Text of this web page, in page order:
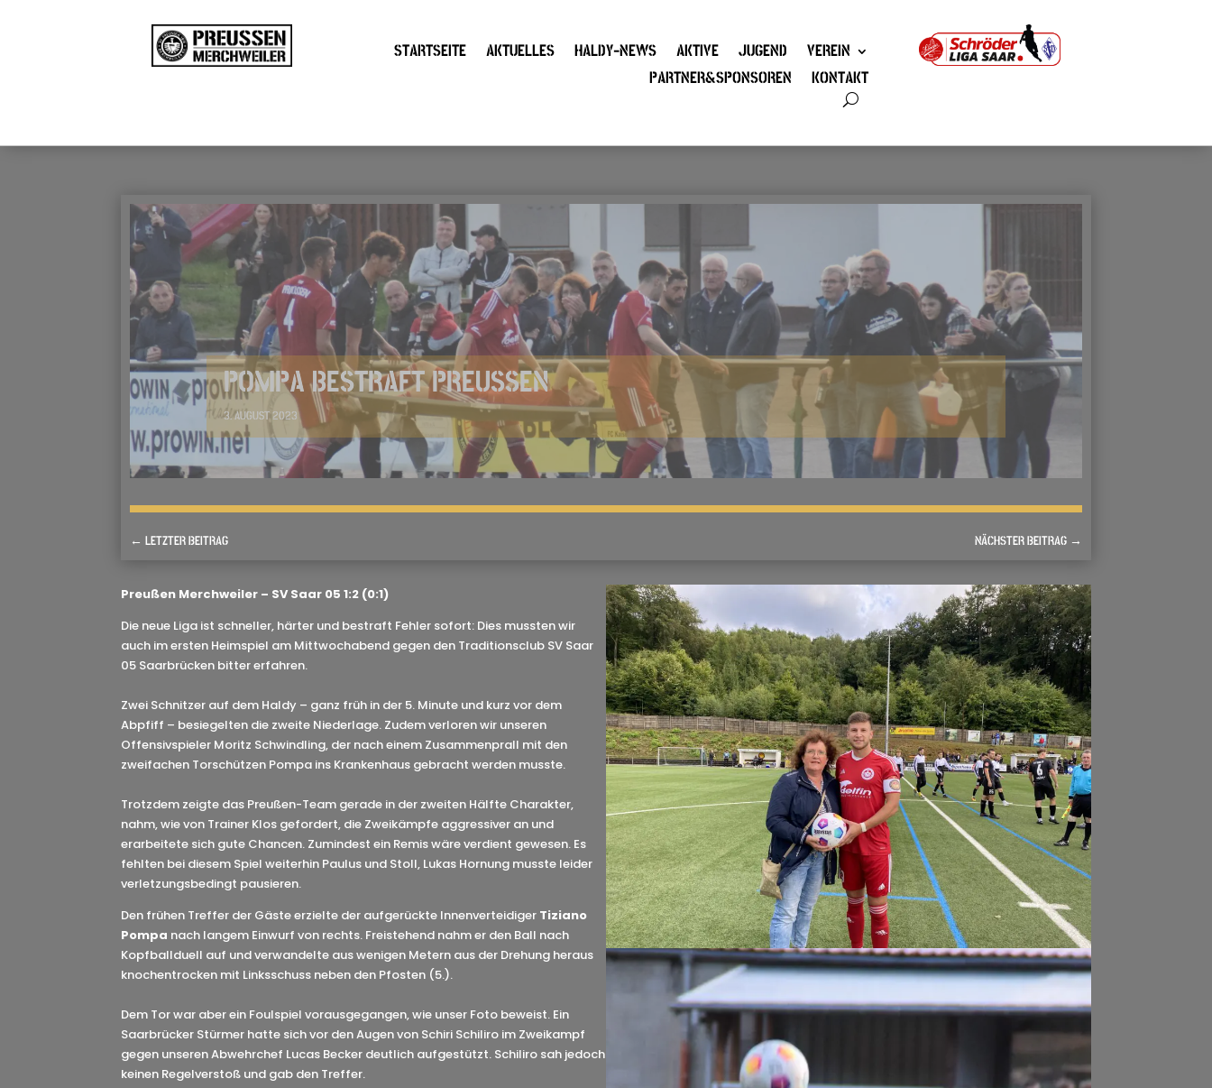
STARTSEITE AKTUELLES HALDY-NEWS AKTIVE JUGEND
VEREIN
PARTNER&SPONSOREN
KONTAKT
POMPA BESTRAFT PREUSSEN
3. AUGUST 2023
←LETZTER BEITRAG NÄCHSTER BEITRAG→
Preußen Merchweiler – SV Saar 05 1:2 (0:1)
Die neue Liga ist schneller, härter und bestraft Fehler sofort: Dies mussten wir
auch im ersten Heimspiel am Mittwochabend gegen den Traditionsclub SV Saar
05 Saarbrücken bitter erfahren.
Zwei Schnitzer auf dem Haldy – ganz früh in der 5. Minute und kurz vor dem
Abpfiff – besiegelten die zweite Niederlage. Zudem verloren wir unseren
Offensivspieler Moritz Schwindling, der nach einem Zusammenprall mit den
zweifachen Torschützen Pompa ins Krankenhaus gebracht werden musste.
Trotzdem zeigte das Preußen-Team gerade in der zweiten Hälfte Charakter,
nahm, wie von Trainer Klos gefordert, die Zweikämpfe aggressiver an und
erarbeitete sich gute Chancen. Zumindest ein Remis wäre verdient gewesen. Es
fehlten bei diesem Spiel weiterhin Paulus und Stoll, Lukas Hornung musste leider
verletzungsbedingt pausieren.
Den frühen Treffer der Gäste erzielte der aufgerückte Innenverteidiger Tiziano
Pompa nach langem Einwurf von rechts. Freistehend nahm er den Ball nach
Kopfballduell auf und verwandelte aus wenigen Metern aus der Drehung heraus
knochentrocken mit Linksschuss neben den Pfosten (5.).
Dem Tor war aber ein Foulspiel vorausgegangen, wie unser Foto beweist. Ein
Saarbrücker Stürmer hatte sich vor den Augen von Schiri Schiliro im Zweikampf
gegen unseren Abwehrchef Lucas Becker deutlich aufgestützt. Schiliro sah jedoch
keinen Regelverstoß und gab den Treffer.